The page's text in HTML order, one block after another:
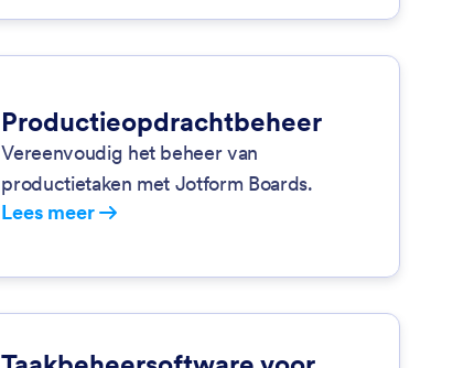
Productieopdrachtbeheer
Vereenvoudig het beheer van
productietaken met Jotform Boards.
Lees meer